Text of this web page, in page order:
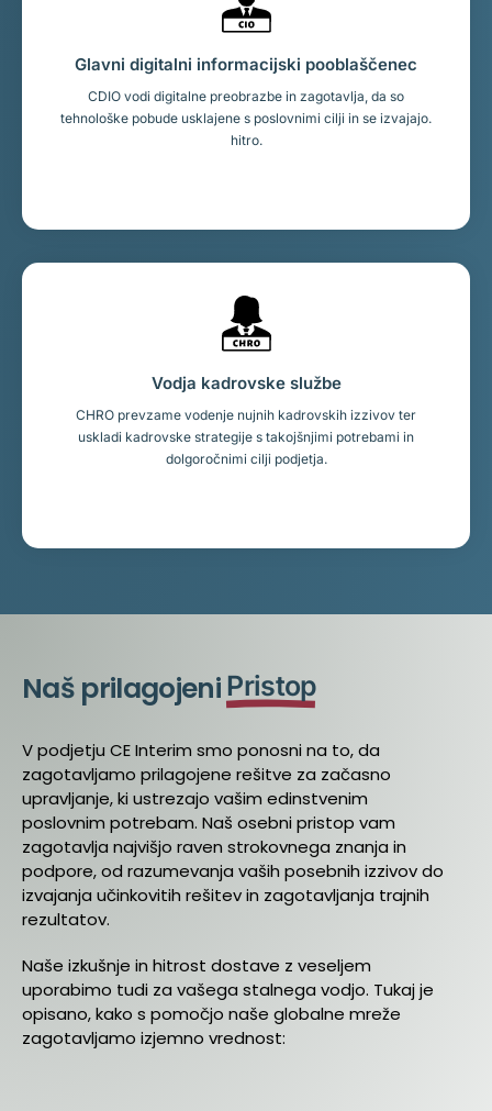
Glavni digitalni informacijski pooblaščenec
CDIO vodi digitalne preobrazbe in zagotavlja, da so
tehnološke pobude usklajene s poslovnimi cilji in se izvajajo.
hitro.
Vodja kadrovske službe
CHRO prevzame vodenje nujnih kadrovskih izzivov ter
uskladi kadrovske strategije s takojšnjimi potrebami in
dolgoročnimi cilji podjetja.
Naš prilagojeni Pristop
V podjetju CE Interim smo ponosni na to, da
zagotavljamo prilagojene rešitve za začasno
upravljanje, ki ustrezajo vašim edinstvenim
poslovnim potrebam. Naš osebni pristop vam
zagotavlja najvišjo raven strokovnega znanja in
podpore, od razumevanja vaših posebnih izzivov do
izvajanja učinkovitih rešitev in zagotavljanja trajnih
rezultatov.
Naše izkušnje in hitrost dostave z veseljem
uporabimo tudi za vašega stalnega vodjo. Tukaj je
opisano, kako s pomočjo naše globalne mreže
zagotavljamo izjemno vrednost: